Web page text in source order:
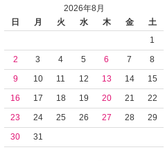
2026年8月
日
月 火 水 木 金
土
1
2
3 4 5 6 7
8
9
10 11 12 13 14
15
16
17 18 19 20 21
22
23
24 25 26 27 28
29
30
31